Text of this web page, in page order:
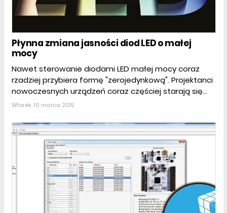
Płynna zmiana jasności diod LED o małej
mocy
Nawet sterowanie diodami LED małej mocy coraz
rzadziej przybiera formę "zerojedynkową". Projektanci
nowoczesnych urządzeń coraz częściej starają się...
Wtorek, 10 marca 2015